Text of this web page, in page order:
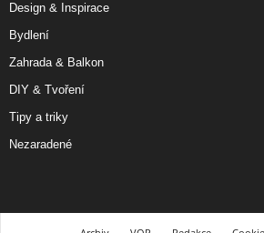
Design & Inspirace
Bydlení
Zahrada & Balkon
DIY & Tvoření
Tipy a triky
Nezaradené